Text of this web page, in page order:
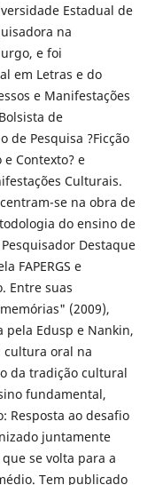
Estadual de
na
e foi
em Letras e do
e Manifestações
de
de Pesquisa ?Ficção
Contexto? e
Culturais.
se na obra de
do ensino de
Destaque
FAPERGS e
Entre suas
(2009),
pela Edusp e Nankin,
cultura oral na
da tradição cultural
fundamental,
Resposta ao desafio
juntamente
se volta para a
Tem publicado